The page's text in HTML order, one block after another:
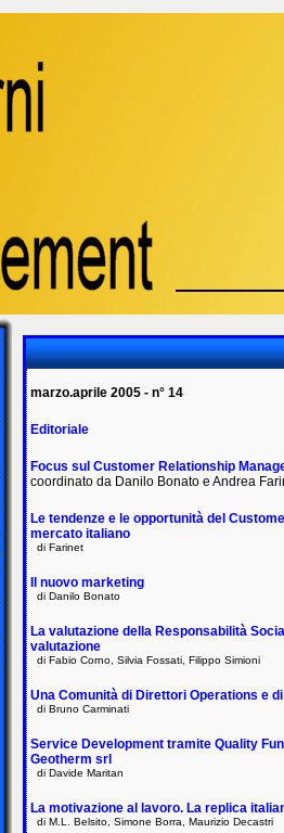
marzo.aprile 2005 - n° 14
Editoriale
Focus sul Customer Relationship
coordinato da Danilo Bonato e Andrea
Le tendenze e le opportunità del
mercato italiano
di Farinet
Il nuovo marketing
di Danilo Bonato
La valutazione della Responsabilità
valutazione
di Fabio Corno, Silvia Fossati, Filippo Simioni
Una Comunità di Direttori Operations e
di Bruno Carminati
Service Development tramite Quality
Geotherm srl
di Davide Maritan
La motivazione al lavoro. La replica
di M.L. Belsito, Simone Borra, Maurizio Decastri